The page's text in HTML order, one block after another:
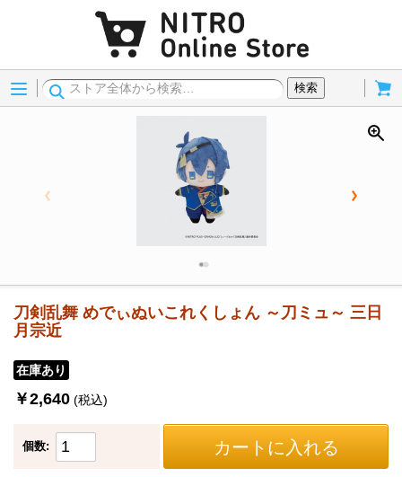
Menu
検索
刀剣乱舞 めでぃぬいこれくしょん ～刀ミュ～ 三日
月宗近
在庫あり
￥2,640 (税込)
個数: カートに入れる